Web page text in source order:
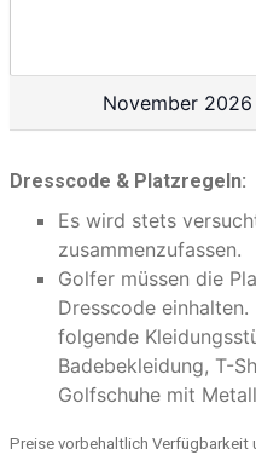
November
Dresscode & Platzregeln:
Es wird stets
zusammenzufassen.
Golfer müssen die
Dresscode
folgende
Badebekleidung, T-
Golfschuhe mit
Preise vorbehaltlich Verfügbarkeit